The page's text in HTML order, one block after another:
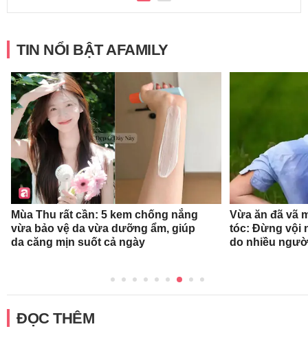
TIN NỔI BẬT AFAMILY
Mùa Thu rất cần: 5 kem chống nắng
vừa bảo vệ da vừa dưỡng ẩm, giúp
da căng mịn suốt cả ngày
Vừa ăn đã vã
tóc: Đừng vội
do nhiều
ĐỌC THÊM